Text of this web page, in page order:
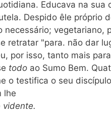
Educava na sua
Despido êle próprio
necessário; vegetariano,
retratar "para. não dar
por isso, tanto mais
todo ao Sumo Bem.
o testifica o seu
lhe
vidente.